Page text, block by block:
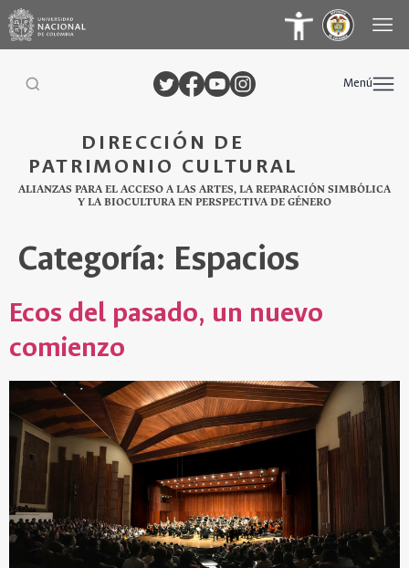
DIRECCIÓN DE
PATRIMONIO CULTURAL
ALIANZAS PARA EL ACCESO A LAS ARTES, LA REPARACIÓN SIMBÓLICA
Y LA BIOCULTURA EN PERSPECTIVA DE GÉNERO
Menú
Categoría: Espacios
Ecos del pasado, un nuevo
comienzo